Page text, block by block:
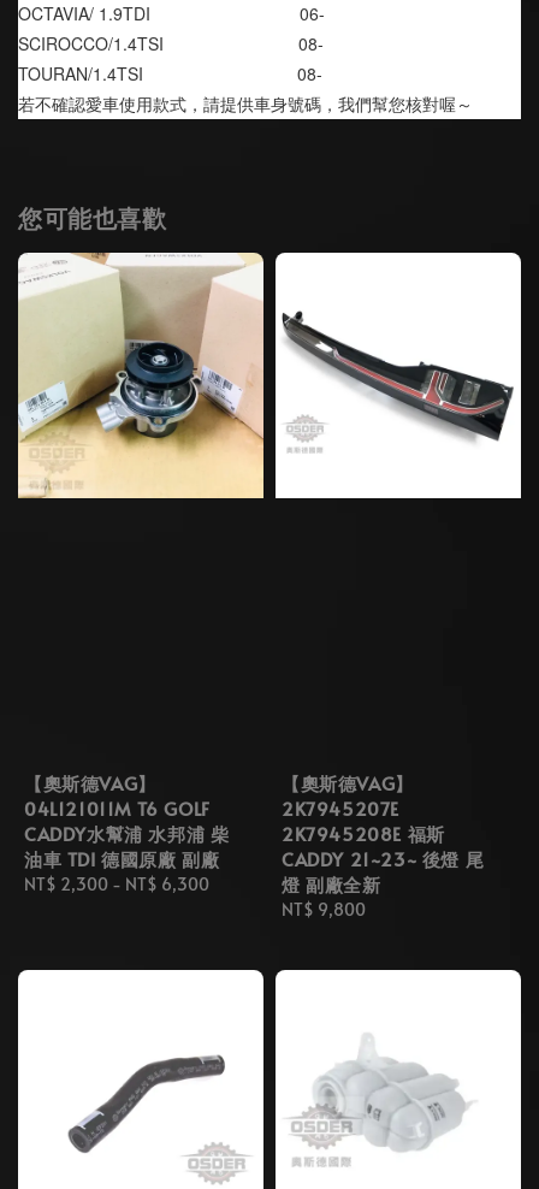
OCTAVIA/ 1.9TDI                               06-
SCIROCCO/1.4TSI                            08-
TOURAN/1.4TSI                                08-
若不確認愛車使用款式，請提供車身號碼，我們幫您核對喔～
您可能也喜歡
【奧斯德VAG】
04L121011M T6 GOLF
CADDY水幫浦 水邦浦 柴
油車 TDI 德國原廠 副廠
Regular
NT$ 2,300 - NT$ 6,300
【奧斯德VAG】
2K7945207E
2K7945208E 福斯
CADDY 21~23~ 後燈 尾
燈 副廠全新
Regular
NT$ 9,800